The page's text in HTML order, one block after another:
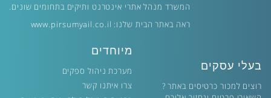
המשרד מנהל אתרי אינטרנט ותיקים בתחומים שונים.
ראה באתר הבית שלנו: www.pirsumyail.co.il
בעלי עסקים
רוצים למכור כרטיסים באתר ?
מיוחדים
מערכת ניהול ספקים
צרו איתנו קשר